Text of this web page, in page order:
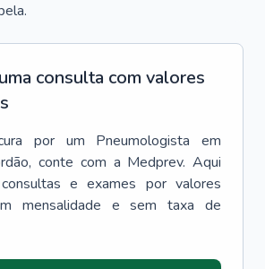
consulta com valores
por um Pneumologista
em
, conte com a Medprev. Aqui
e exames por valores
mensalidade e sem taxa de